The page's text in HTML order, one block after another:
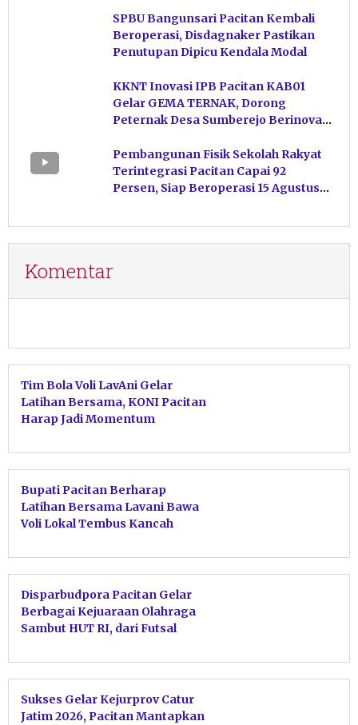
SPBU Bangunsari Pacitan Kembali
Beroperasi, Disdagnaker Pastikan
Penutupan Dipicu Kendala Modal
KKNT Inovasi IPB Pacitan KAB01
Gelar GEMA TERNAK, Dorong
Peternak Desa Sumberejo Berinovasi
Pembangunan Fisik Sekolah Rakyat
Terintegrasi Pacitan Capai 92
Persen, Siap Beroperasi 15 Agustus
Komentar
Tim Bola Voli LavAni Gelar
Latihan Bersama, KONI Pacitan
Harap Jadi Momentum
Bupati Pacitan Berharap
Latihan Bersama Lavani Bawa
Voli Lokal Tembus Kancah
Disparbudpora Pacitan Gelar
Berbagai Kejuaraan Olahraga
Sambut HUT RI, dari Futsal
2026
Sukses Gelar Kejurprov Catur
Jatim 2026, Pacitan Mantapkan